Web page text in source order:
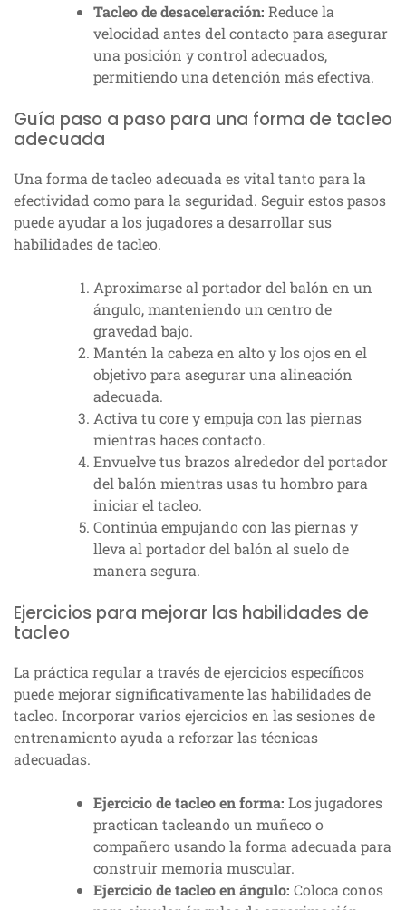
Tacleo de desaceleración: Reduce la
velocidad antes del contacto para asegurar
una posición y control adecuados,
permitiendo una detención más efectiva.
Guía paso a paso para una forma de tacleo
adecuada
Una forma de tacleo adecuada es vital tanto para la
efectividad como para la seguridad. Seguir estos pasos
puede ayudar a los jugadores a desarrollar sus
habilidades de tacleo.
Aproximarse al portador del balón en un
ángulo, manteniendo un centro de
gravedad bajo.
Mantén la cabeza en alto y los ojos en el
objetivo para asegurar una alineación
adecuada.
Activa tu core y empuja con las piernas
mientras haces contacto.
Envuelve tus brazos alrededor del portador
del balón mientras usas tu hombro para
iniciar el tacleo.
Continúa empujando con las piernas y
lleva al portador del balón al suelo de
manera segura.
Ejercicios para mejorar las habilidades de
tacleo
La práctica regular a través de ejercicios específicos
puede mejorar significativamente las habilidades de
tacleo. Incorporar varios ejercicios en las sesiones de
entrenamiento ayuda a reforzar las técnicas
adecuadas.
Ejercicio de tacleo en forma: Los jugadores
practican tacleando un muñeco o
compañero usando la forma adecuada para
construir memoria muscular.
Ejercicio de tacleo en ángulo: Coloca conos